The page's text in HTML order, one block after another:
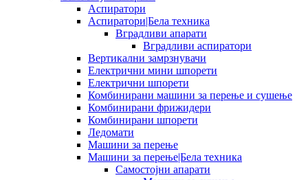
Аспиратори
Аспиратори|Бела техника
Вградливи апарати
Вградливи аспиратори
Вертикални замрзнувачи
Електрични мини шпорети
Електрични шпорети
Комбинирани машини за перење и сушење
Комбинирани фрижидери
Комбинирани шпорети
Ледомати
Машини за перење
Машини за перење|Бела техника
Самостојни апарати